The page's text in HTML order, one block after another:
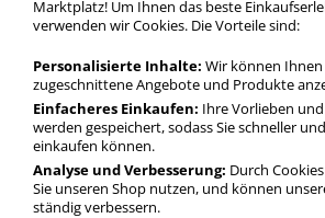
günstigen Preis. Finden Sie schnell
Blankoregister mit unserer Filter-Funktion.
Kartonregister A4 Blankoregister
mehr Infos zur Kategorie
Marktplatz! Um Ihnen das beste
verwenden wir Cookies. Die Vorteile sind:
Personalisierte Inhalte: Wir können Ihnen
zugeschnittene Angebote und Produkte
Einfacheres Einkaufen: Ihre Vorlieben
werden gespeichert, sodass Sie schneller
einkaufen können.
Analyse und Verbesserung: Durch
Sie unseren Shop nutzen, und können
ständig verbessern.